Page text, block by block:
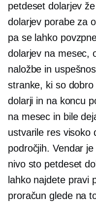
petdeset dolarjev
dolarjev porabe za
pa se lahko
dolarjev na mesec,
naložbe in
stranke, ki so
dolarji in na koncu
na mesec in bile
ustvarile res visoko
področjih. Vendar
nivo sto petdeset
lahko najdete pravi
proračun glede na